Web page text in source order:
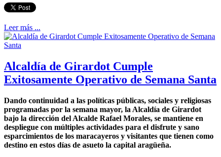
Leer más ...
Alcaldía de Girardot Cumple
Exitosamente Operativo de Semana Santa
Dando continuidad a las políticas públicas, sociales y religiosas
programadas por la semana mayor, la Alcaldía de Girardot
bajo la dirección del Alcalde Rafael Morales, se mantiene en
despliegue con múltiples actividades para el disfrute y sano
esparcimientos de los maracayeros y visitantes que tienen como
destino en estos días de asueto la capital aragüeña.